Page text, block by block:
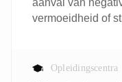
aanval van
vermoeidheid of
Opleidingscentra